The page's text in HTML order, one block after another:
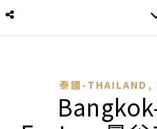
泰國-THAILAND ,